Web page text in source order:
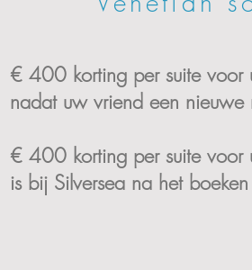
€ 400 korting per suite voor
nadat uw vriend een nieuwe
€ 400 korting per suite voor
is bij Silversea na het